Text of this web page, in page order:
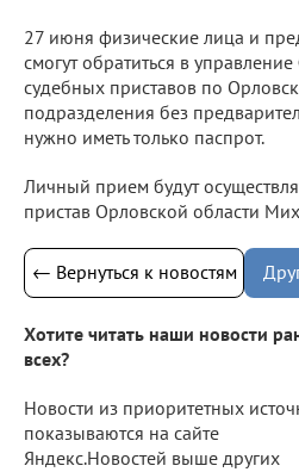
27 июня физические лица и
смогут обратиться в
судебных приставов по
подразделения без
нужно иметь только паспрот.
Личный прием будут
пристав Орловской области
← Вернуться к новостям
Хотите читать наши новости
всех?
Новости из приоритетных
показываются на сайте
Яндекс.Новостей выше других